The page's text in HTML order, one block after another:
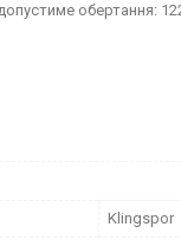
обертання:
Klingspor